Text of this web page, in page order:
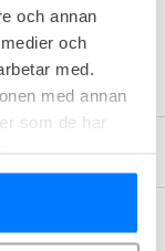
och annan
och
med.
med annan
som de har
7A är verkligen